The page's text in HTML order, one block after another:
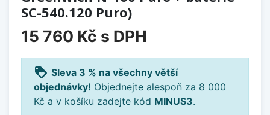
SC-540.120 Puro)
15 760 Kč s DPH
loyalty Sleva 3 % na všechny větší
objednávky! Objednejte alespoň za 8 000
Kč a v košíku zadejte kód MINUS3.